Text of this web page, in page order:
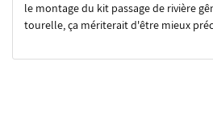
le montage du kit passage de rivière
tourelle, ça mériterait d'être mieux